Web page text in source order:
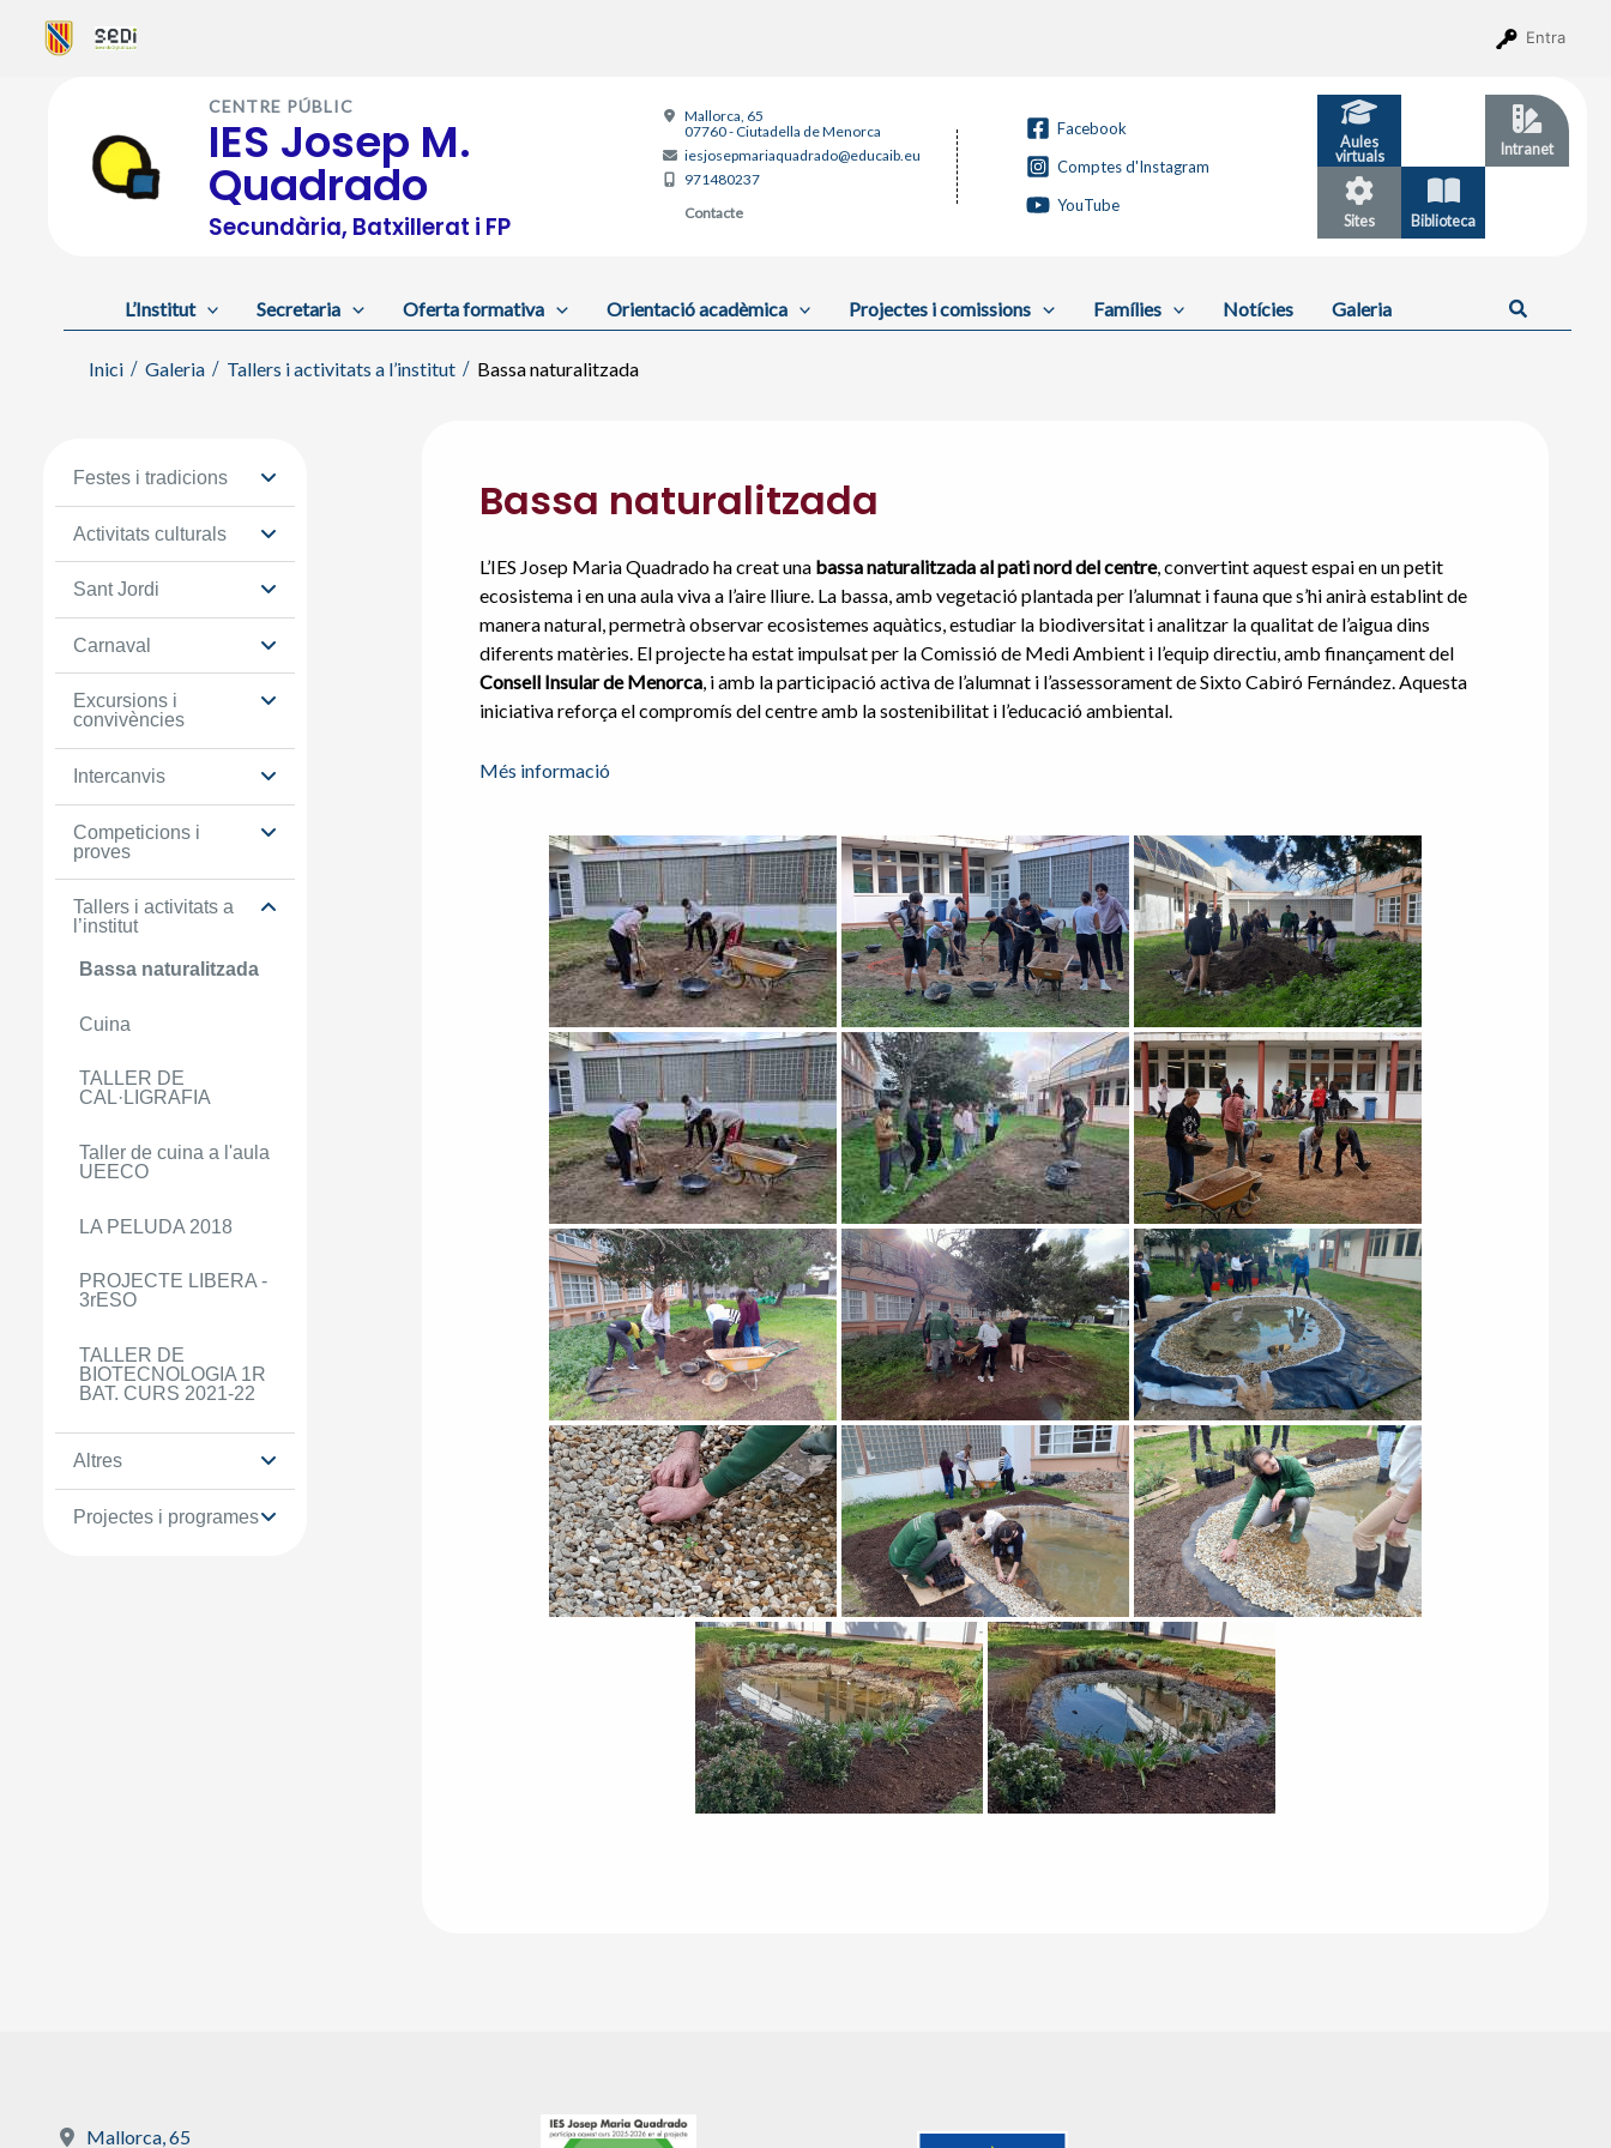
Entra
CENTRE PÚBLIC
IES Josep M.
Quadrado
Secundària, Batxillerat i FP
Mallorca, 65
07760 - Ciutadella de Menorca
iesjosepmariaquadrado@educaib.eu
971480237
Contacte
Facebook
Comptes d'Instagram
YouTube
Aules
virtuals
Intranet
Sites Biblioteca
L’Institut Secretaria Oferta formativa Orientació acadèmica Projectes i comissions Famílies Notícies Galeria Cerca
Inici Galeria Tallers i activitats a l’institut Bassa naturalitzada
Festes i tradicions
Activitats culturals
Sant Jordi
Carnaval
Excursions i
convivències
Intercanvis
Competicions i
proves
Tallers i activitats a
l’institut
Bassa naturalitzada
Cuina
TALLER DE
CAL·LIGRAFIA
Taller de cuina a l'aula
UEECO
LA PELUDA 2018
PROJECTE LIBERA -
3rESO
TALLER DE
BIOTECNOLOGIA 1R
BAT. CURS 2021-22
Altres
Projectes i programes
Bassa naturalitzada
L’IES Josep Maria Quadrado ha creat una bassa naturalitzada al pati nord del centre, convertint aquest espai en un petit
ecosistema i en una aula viva a l’aire lliure. La bassa, amb vegetació plantada per l’alumnat i fauna que s’hi anirà establint de
manera natural, permetrà observar ecosistemes aquàtics, estudiar la biodiversitat i analitzar la qualitat de l’aigua dins
diferents matèries. El projecte ha estat impulsat per la Comissió de Medi Ambient i l’equip directiu, amb finançament del
Consell Insular de Menorca, i amb la participació activa de l’alumnat i l’assessorament de Sixto Cabiró Fernández. Aquesta
iniciativa reforça el compromís del centre amb la sostenibilitat i l’educació ambiental.
Més informació
Mallorca, 65